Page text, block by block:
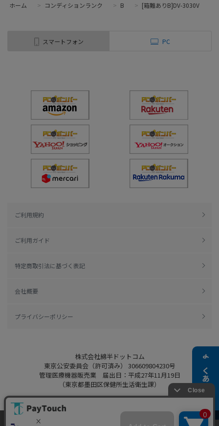
よくある質問
ホーム
> コンディションランク > B > [箱難ありB]DV-3030V
スマートフォン PC
ご利用規約
ご利用ガイド
特定商取引法に基づく表記
会社概要
プライバシーポリシー
株式会社綿半ドットコム
東京公安委員会（許可済み） 306609804230号
管理医療機器販売業 届出日：平成27年11月19日
（東京都墨田区保健所生活衛生課）
当ウェブサイトでは、お客様により良いサービス